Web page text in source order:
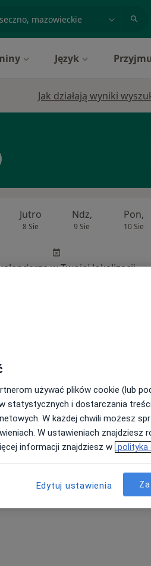
Język
Jak działają wyniki
Jutro
8 Sie
Ndz,
9 Sie
Pon,
10 Sie
w Twojej lokalizacji.
Jutro
8 Sie
Ndz,
9 Sie
Pon,
10 Sie
Poproś o wizytę
używać plików cookie (lub
statystycznych i dostarczania
W każdej chwili możesz
W ustawieniach znajdziesz
informacji znajdziesz w polityka
Edytuj ustawienia